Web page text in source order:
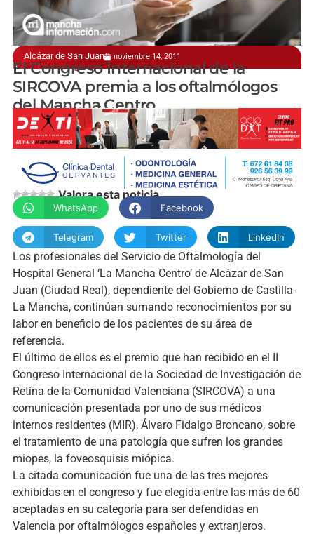
Alcázar de San Juan noviembre 14, 2011
El servicio sigue sumando reconocimientos
El Congreso Internacional de la
SIRCOVA premia a los oftalmólogos
del Mancha Centro
manchainformacion.com
Valora esta noticia
WhatsApp Facebook
Telegram Twitter LinkedIn
Los profesionales del Servicio de Oftalmología del
Hospital General ‘La Mancha Centro’ de Alcázar de San
Juan (Ciudad Real), dependiente del Gobierno de Castilla-
La Mancha, continúan sumando reconocimientos por su
labor en beneficio de los pacientes de su área de
referencia.
El último de ellos es el premio que han recibido en el II
Congreso Internacional de la Sociedad de Investigación de
Retina de la Comunidad Valenciana (SIRCOVA) a una
comunicación presentada por uno de sus médicos
internos residentes (MIR), Álvaro Fidalgo Broncano, sobre
el tratamiento de una patología que sufren los grandes
miopes, la foveosquisis miópica.
La citada comunicación fue una de las tres mejores
exhibidas en el congreso y fue elegida entre las más de 60
aceptadas en su categoría para ser defendidas en
Valencia por oftalmólogos españoles y extranjeros.